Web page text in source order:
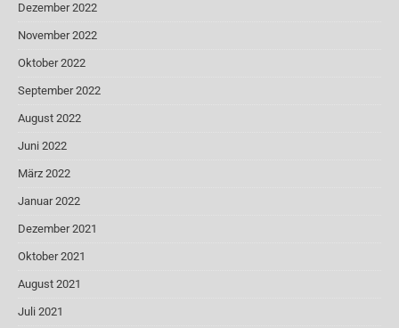
Dezember 2022
November 2022
Oktober 2022
September 2022
August 2022
Juni 2022
März 2022
Januar 2022
Dezember 2021
Oktober 2021
August 2021
Juli 2021